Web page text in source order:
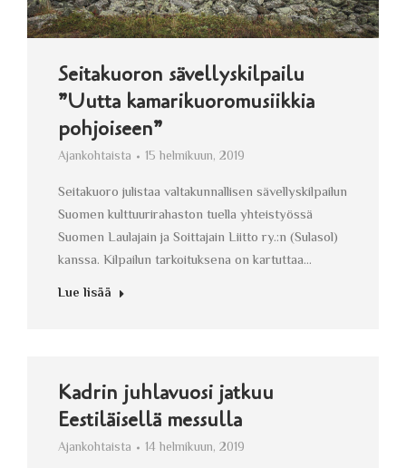
Seitakuoron sävellyskilpailu
”Uutta kamarikuoromusiikkia
pohjoiseen”
Ajankohtaista 15 helmikuun, 2019
Seitakuoro julistaa valtakunnallisen sävellyskilpailun
Suomen kulttuurirahaston tuella yhteistyössä
Suomen Laulajain ja Soittajain Liitto ry.:n (Sulasol)
kanssa. Kilpailun tarkoituksena on kartuttaa…
Lue lisää
Kadrin juhlavuosi jatkuu
Eestiläisellä messulla
Ajankohtaista 14 helmikuun, 2019